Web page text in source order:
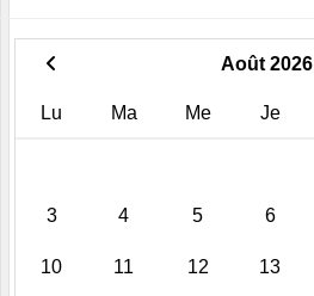
Août 2026
Lu Ma Me Je
3 4 5 6
10 11 12 13